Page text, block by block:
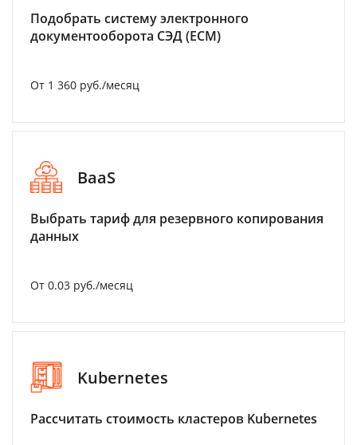
Подобрать систему электронного
документооборота СЭД (ECM)
От 1 360 руб./месяц
BaaS
Выбрать тариф для резервного копирования
данных
От 0.03 руб./месяц
Kubernetes
Рассчитать стоимость кластеров Kubernetes